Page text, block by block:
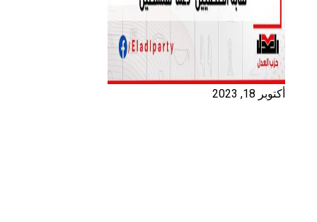
أكتوبر 18, 2023